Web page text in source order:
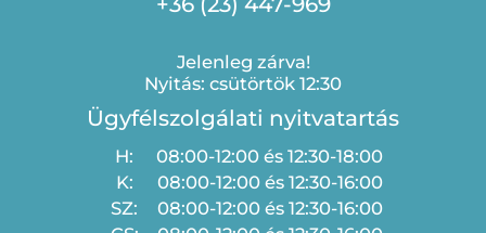
Jelenleg zárva!
Nyitás: csütörtök 12:30
Ügyfélszolgálati nyitvatartás
H:
08:00-12:00 és 12:30-18:00
K:
08:00-12:00 és 12:30-16:00
SZ:
08:00-12:00 és 12:30-16:00